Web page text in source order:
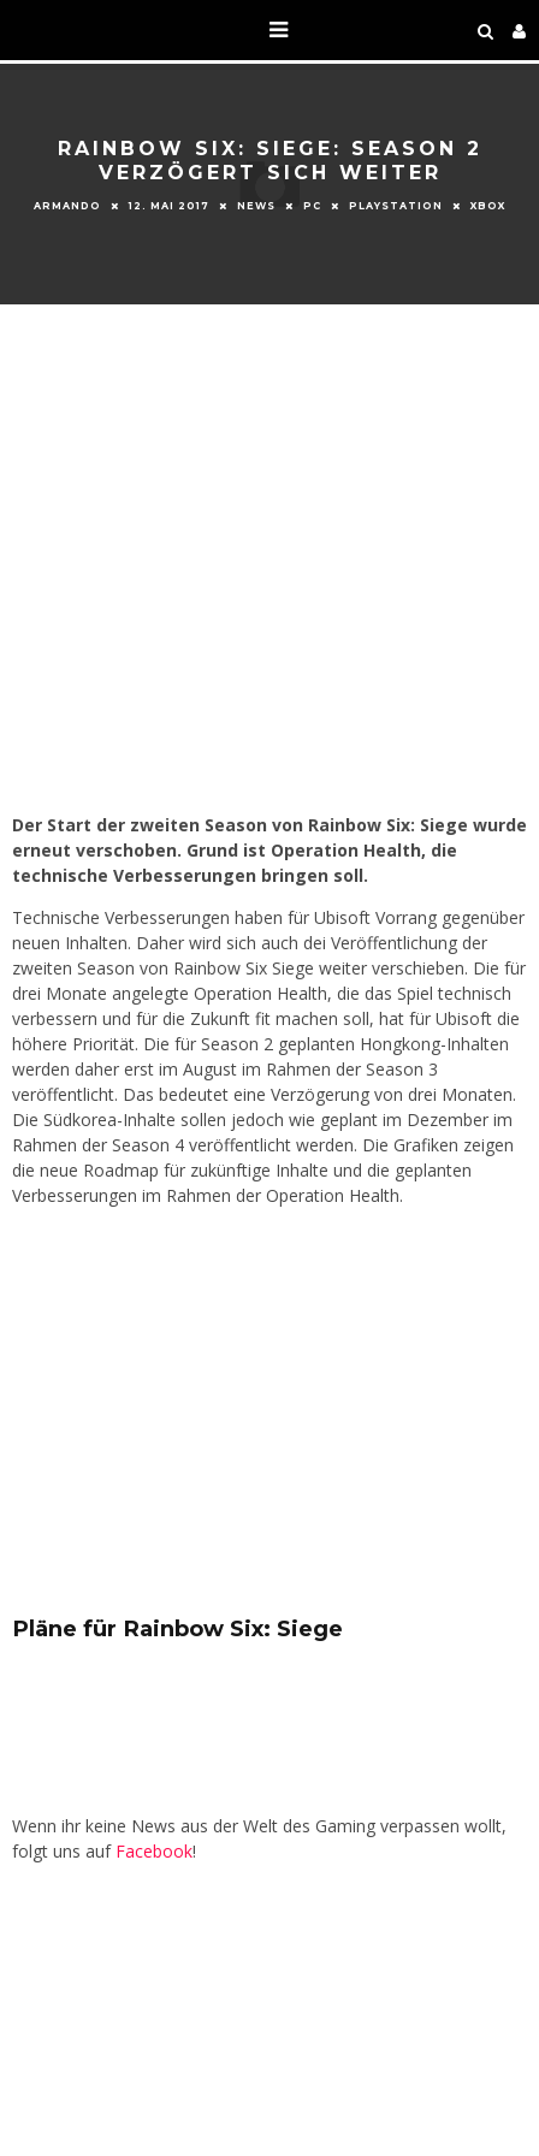
RAINBOW SIX: SIEGE: SEASON 2
VERZÖGERT SICH WEITER
ARMANDO 12. MAI 2017 NEWS PC PLAYSTATION XBOX
Der Start der zweiten Season von Rainbow Six: Siege wurde
erneut verschoben. Grund ist Operation Health, die
technische Verbesserungen bringen soll.
Technische Verbesserungen haben für Ubisoft Vorrang gegenüber
neuen Inhalten. Daher wird sich auch dei Veröffentlichung der
zweiten Season von Rainbow Six Siege weiter verschieben. Die für
drei Monate angelegte Operation Health, die das Spiel technisch
verbessern und für die Zukunft fit machen soll, hat für Ubisoft die
höhere Priorität. Die für Season 2 geplanten Hongkong-Inhalten
werden daher erst im August im Rahmen der Season 3
veröffentlicht. Das bedeutet eine Verzögerung von drei Monaten.
Die Südkorea-Inhalte sollen jedoch wie geplant im Dezember im
Rahmen der Season 4 veröffentlicht werden. Die Grafiken zeigen
die neue Roadmap für zukünftige Inhalte und die geplanten
Verbesserungen im Rahmen der Operation Health.
Pläne für Rainbow Six: Siege
Wenn ihr keine News aus der Welt des Gaming verpassen wollt,
folgt uns auf Facebook!